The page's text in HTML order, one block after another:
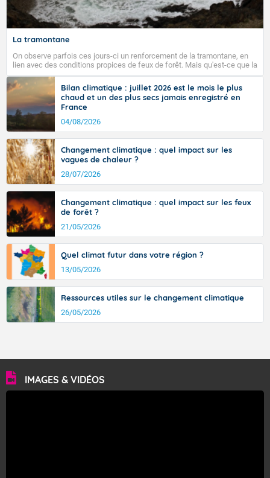
La tramontane
On observe parfois ces jours-ci un renforcement de la tramontane, en
lien avec des conditions propices de feux de forêt. Mais qu'est-ce que la
tramontane ? Quelles sont ses caractéristiques ? La tramontane est un
vent turbulent soufflant de secteur nord-ouest à nord, ou ouest à nord-
ouest, dans un secteur qui part du Roussillon à la vallée de l’Aude et à
l’ouest de l’Hérault. L’étymologie de ce vent vient du latin trasmontanus,
signifiant au-delà des monts, en allusion aux régions montagneuses
d’où provient ce vent.
Bilan climatique : juillet 2026 est le mois le plus
chaud et un des plus secs jamais enregistré en
France
04/08/2026
Changement climatique : quel impact sur les
vagues de chaleur ?
28/07/2026
Changement climatique : quel impact sur les feux
de forêt ?
21/05/2026
Quel climat futur dans votre région ?
13/05/2026
Ressources utiles sur le changement climatique
26/05/2026
IMAGES & VIDÉOS